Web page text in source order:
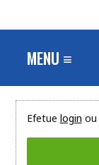
MENU ≡
Efetue login ou